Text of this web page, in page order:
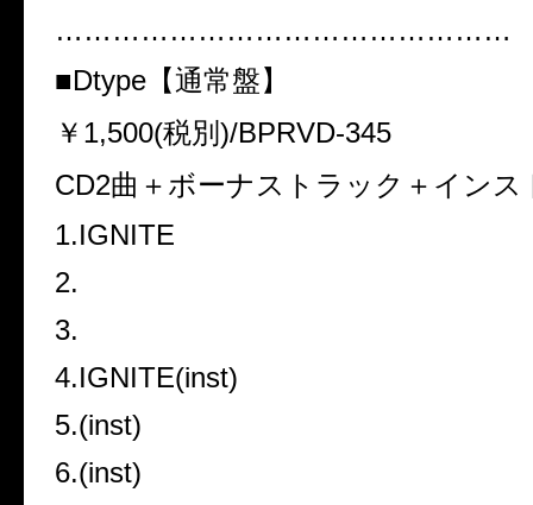
…………………………………………
■Dtype 【通常盤】
￥ 1,500(税別 )/BPRVD-345
CD2曲＋ボーナストラック＋インス
1.IGNITE
2.
3.
4.IGNITE(inst)
5.(inst)
6.(inst)